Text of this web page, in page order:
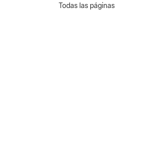
Todas las páginas